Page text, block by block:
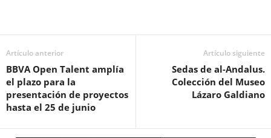
Artículo anterior
BBVA Open Talent amplía
el plazo para la
presentación de proyectos
hasta el 25 de junio
Artículo siguiente
Sedas de al-Andalus.
Colección del Museo
Lázaro Galdiano